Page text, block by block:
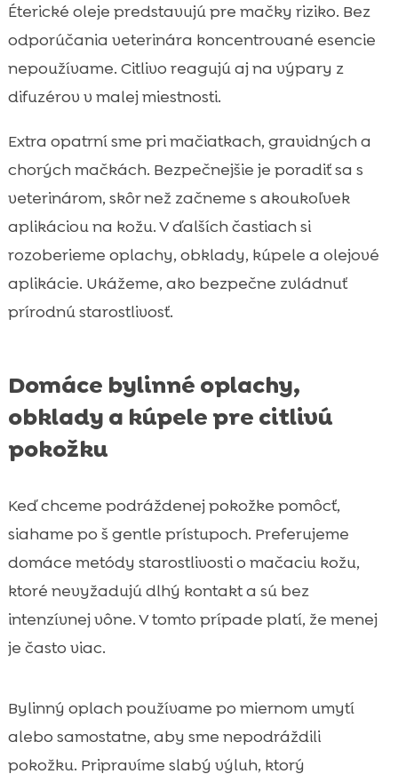
Éterické oleje predstavujú pre mačky riziko. Bez
odporúčania veterinára koncentrované esencie
nepoužívame. Citlivo reagujú aj na výpary z
difuzérov v malej miestnosti.
Extra opatrní sme pri mačiatkach, gravidných a
chorých mačkách. Bezpečnejšie je poradiť sa s
veterinárom, skôr než začneme s akoukoľvek
aplikáciou na kožu. V ďalších častiach si
rozoberieme oplachy, obklady, kúpele a olejové
aplikácie. Ukážeme, ako bezpečne zvládnuť
prírodnú starostlivosť.
Domáce bylinné oplachy,
obklady a kúpele pre citlivú
pokožku
Keď chceme podráždenej pokožke pomôcť,
siahame po š gentle prístupoch. Preferujeme
domáce metódy starostlivosti o mačaciu kožu,
ktoré nevyžadujú dlhý kontakt a sú bez
intenzívnej vône. V tomto prípade platí, že menej
je často viac.
Bylinný oplach používame po miernom umytí
alebo samostatne, aby sme nepodráždili
pokožku. Pripravíme slabý výluh, ktorý